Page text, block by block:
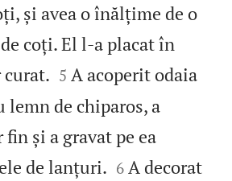
și avea o înălțime de o
coți. El l‑a placat în


5 A acoperit odaia
lemn de chiparos, a
și a gravat pe ea
de lanțuri. 

6 A decorat